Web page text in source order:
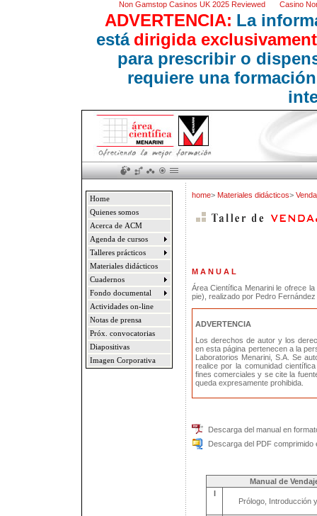
Non Gamstop Casinos UK 2025 Reviewed Casino
ADVERTENCIA: La
está dirigida
para prescribir o
requiere una
Home
Quienes somos
Acerca de ACM
Agenda de cursos
Talleres prácticos
Materiales didácticos
Cuadernos
Fondo documental
Actividades on-line
Notas de prensa
Próx. convocatorias
Diapositivas
Imagen Corporativa
home> Materiales didácticos>
M A N U A L
Área Científica Menarini le ofrece
pie), realizado por Pedro
ADVERTENCIA
Los derechos de autor y los
en esta página pertenecen a la
Laboratorios Menarini, S.A. Se
realice por la comunidad
fines comerciales y se cite la
queda expresamente prohibida.
Descarga del manual en
Descarga del PDF comprimido
Manual de
I
Prólogo, Introducción